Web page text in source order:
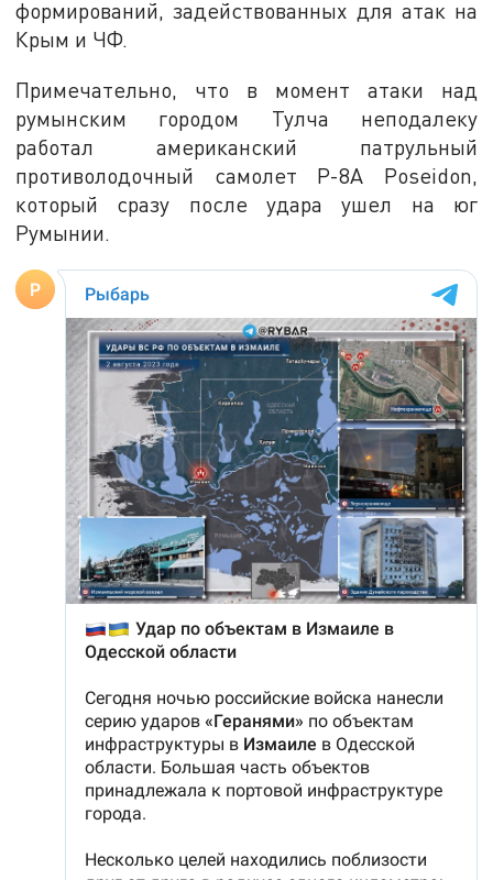
формирований, задействованных для атак на
Крым и ЧФ.
Примечательно, что в момент атаки над
румынским городом Тулча неподалеку
работал американский патрульный
противолодочный самолет P-8A Poseidon,
который сразу после удара ушел на юг
Румынии.